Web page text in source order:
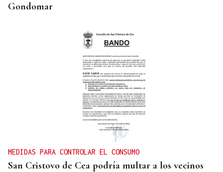
Gondomar
MEDIDAS PARA CONTROLAR EL CONSUMO
San Cristovo de Cea podría multar a los vecinos